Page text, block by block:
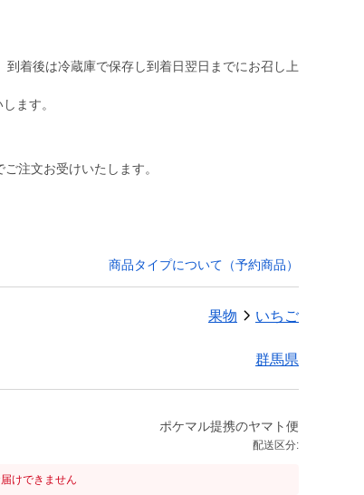
着後は冷蔵庫で保存し到着日翌日までにお召し上
ます。
注文お受けいたします。
商品タイプについて（予約商品）
果物 いちご
群馬県
ポケマル提携のヤマト便
配送区分:
けできません